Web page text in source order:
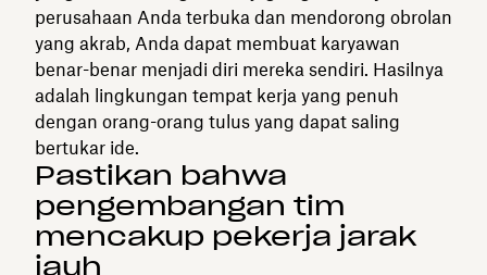
perusahaan Anda terbuka dan mendorong obrolan
yang akrab, Anda dapat membuat karyawan
benar-benar menjadi diri mereka sendiri. Hasilnya
adalah lingkungan tempat kerja yang penuh
dengan orang-orang tulus yang dapat saling
bertukar ide.
Pastikan bahwa
pengembangan tim
mencakup pekerja jarak
jauh